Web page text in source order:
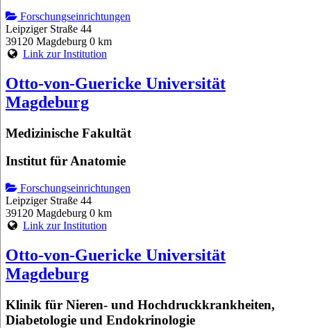
Forschungseinrichtungen
Leipziger Straße 44
39120 Magdeburg 0 km
Link zur Institution
Otto-von-Guericke Universität
Magdeburg
Medizinische Fakultät
Institut für Anatomie
Forschungseinrichtungen
Leipziger Straße 44
39120 Magdeburg 0 km
Link zur Institution
Otto-von-Guericke Universität
Magdeburg
Klinik für Nieren- und Hochdruckkrankheiten,
Diabetologie und Endokrinologie